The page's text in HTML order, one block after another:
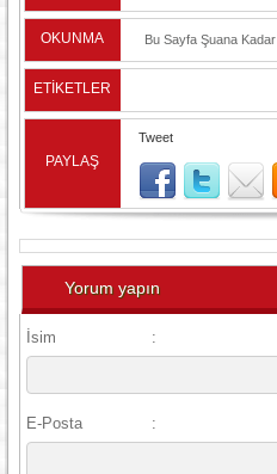
OKUNMA Bu Sayfa Şuana Kadar
ETİKETLER
PAYLAŞ
Tweet
Yorum yapın
İsim :
E-Posta :